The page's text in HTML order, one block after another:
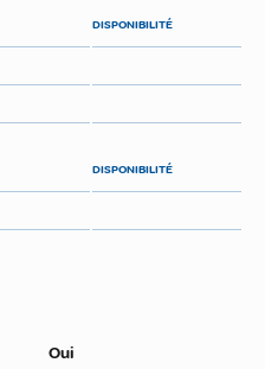
DISPONIBILITÉ
DISPONIBILITÉ
Oui